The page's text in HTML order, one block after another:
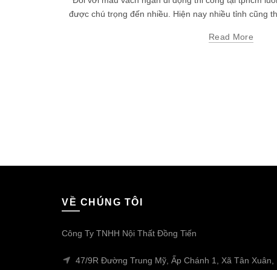
được chú trọng đến nhiều. Hiện nay nhiều tỉnh cũng
Read More
VỀ CHÚNG TÔI
Công Ty TNHH Nội Thất Đồng Tiến
47/9R Đường Trung Mỹ, Ấp Chánh 1, Xã Tân Xuân,